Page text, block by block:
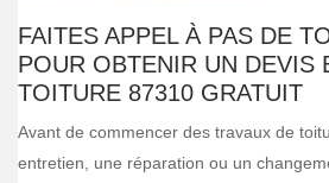
FAITES APPEL À PAS DE
POUR OBTENIR UN DEVIS
TOITURE 87310 GRATUIT
Avant de commencer des travaux de
entretien, une réparation ou un